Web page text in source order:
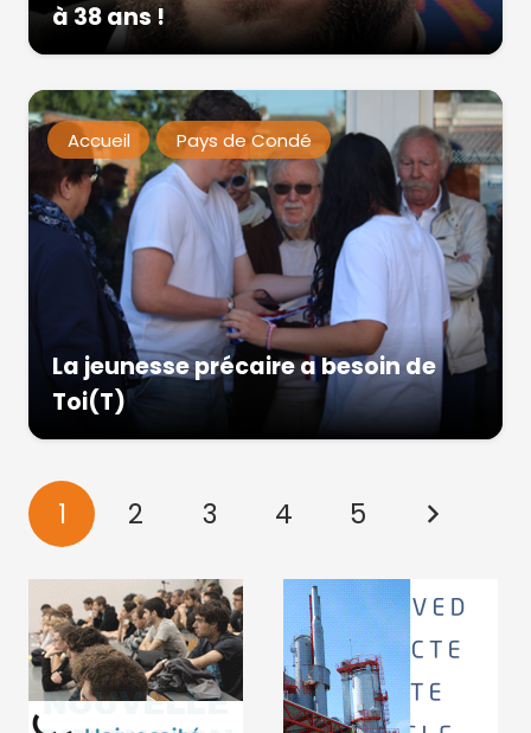
à 38 ans !
Accueil Pays de Condé
La jeunesse précaire a besoin de
Toi(T)
1 2 3 4 5